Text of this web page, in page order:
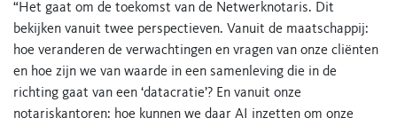
“Het gaat om de toekomst van de Netwerknotaris. Dit
bekijken vanuit twee perspectieven. Vanuit de maatschappij:
hoe veranderen de verwachtingen en vragen van onze cliënten
en hoe zijn we van waarde in een samenleving die in de
richting gaat van een ‘datacratie’? En vanuit onze
notariskantoren: hoe kunnen we daar AI inzetten om onze